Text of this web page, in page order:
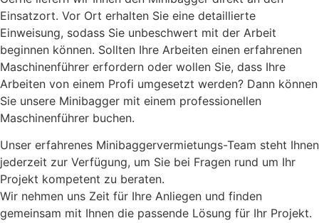
Einsatzort. Vor Ort erhalten Sie eine detaillierte
Einweisung, sodass Sie unbeschwert mit der Arbeit
beginnen können. Sollten Ihre Arbeiten einen erfahrenen
Maschinenführer erfordern oder wollen Sie, dass Ihre
Arbeiten von einem Profi umgesetzt werden? Dann können
Sie unsere Minibagger mit einem professionellen
Maschinenführer buchen.
Unser erfahrenes Minibaggervermietungs-Team steht Ihnen
jederzeit zur Verfügung, um Sie bei Fragen rund um Ihr
Projekt kompetent zu beraten.
Wir nehmen uns Zeit für Ihre Anliegen und finden
gemeinsam mit Ihnen die passende Lösung für Ihr Projekt.